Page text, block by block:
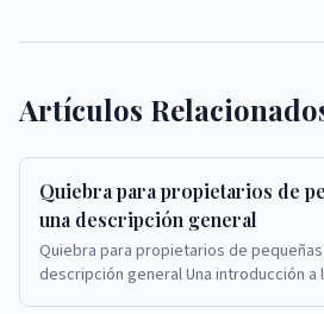
Artículos
Quiebra para propietarios de
una descripción general
Quiebra para propietarios de
descripción general Una introducción